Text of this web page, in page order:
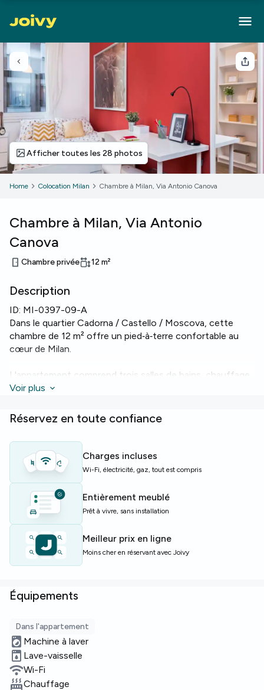
Retour
Afficher toutes les 28 photos
Home Colocation Milan Chambre à Milan, Via Antonio Canova
Chambre à Milan, Via Antonio
Canova
Chambre privée 12 m²
Description
ID: MI-0397-09-A
Dans le quartier Cadorna / Castello / Moscova, cette
chambre de 12 m² offre un pied‑à‑terre confortable au
cœur de Milan.
L'appartement comprend trois salles de bains, chauffage
et Wi‑Fi. La cuisine dispose d'un four et d'un lave‑vaisselle,
service de conciergerie qui simplifient le quotidien.
Idéal pour étudiants ou jeunes professionnels à la
recherche d'un logement central et fonctionnel.
Offre limitée — réservez rapidement pour garantir la
chambre.
Voir plus
Réservez en toute confiance
Charges incluses
Wi-Fi, électricité, gaz, tout est compris
Entièrement meublé
Prêt à vivre, sans installation
Meilleur prix en ligne
Moins cher en réservant avec Joivy
Équipements
Dans l'appartement
Machine à laver
Lave-vaisselle
Wi-Fi
Chauffage